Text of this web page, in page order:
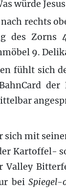
würde
rechts
des Zorns
9.
fühlt sich
der
sich mit
Kartoffel-
Valley
bei Spiegel-